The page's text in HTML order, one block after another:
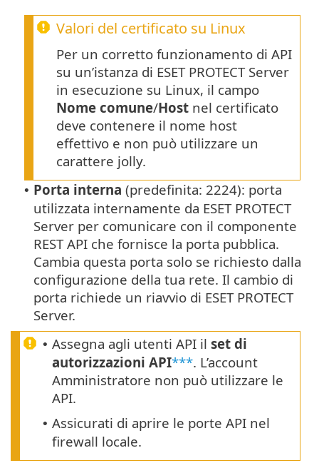
Valori del certificato su Linux
Per un corretto funzionamento di API
su un’istanza di ESET PROTECT Server
in esecuzione su Linux, il campo
Nome comune/Host nel certificato
deve contenere il nome host
effettivo e non può utilizzare un
carattere jolly.
• Porta interna (predefinita: 2224): porta
utilizzata internamente da ESET PROTECT
Server per comunicare con il componente
REST API che fornisce la porta pubblica.
Cambia questa porta solo se richiesto dalla
configurazione della tua rete. Il cambio di
porta richiede un riavvio di ESET PROTECT
Server.
• Assegna agli utenti API il set di
autorizzazioni API***. L’account
Amministratore non può utilizzare le
API.
• Assicurati di aprire le porte API nel
firewall locale.